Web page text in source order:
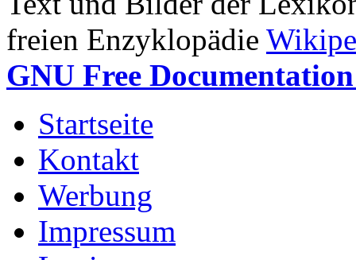
freien Enzyklopädie
GNU Free
Startseite
Kontakt
Werbung
Impressum